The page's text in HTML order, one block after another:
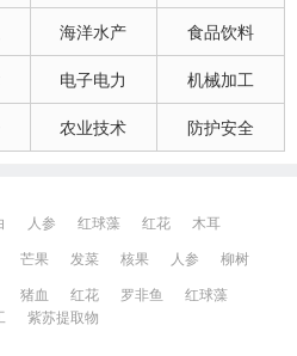
海洋水产 食品饮料
电子电力 机械加工
农业技术 防护安全
人参 红球藻 红花
木耳
芹菜 养鸭 芒果 芹菜
芒果 发菜 核果 人参
柳树
发菜 猪血 红花 柳树
发菜
姓网 湖州百姓网
猪血 红花 罗非鱼
红球藻
紫苏提取物